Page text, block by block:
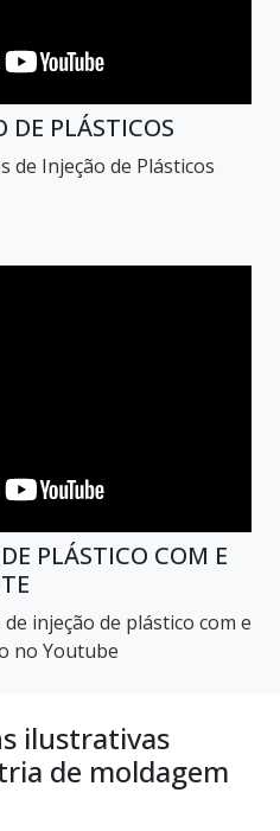
DE PLÁSTICOS
de Injeção de Plásticos
PLÁSTICO COM E
injeção de plástico com e
no Youtube
ilustrativas
de moldagem